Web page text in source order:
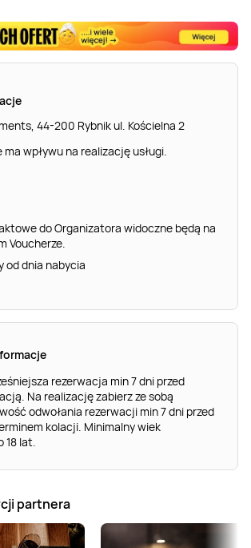
44-200 Rybnik ul. Kościelna 2
ma wpływu na realizację usługi.
do Organizatora widoczne będą na
Voucherze.
od dnia nabycia
rezerwacja min 7 dni przed
Na realizację zabierz ze sobą
odwołania rezerwacji min 7 dni przed
kolacji. Minimalny wiek
18 lat.
partnera